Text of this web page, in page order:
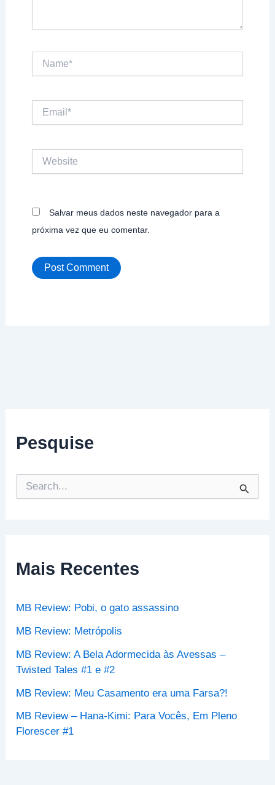
Pesquise
e
s
a
o
:
Mais Recentes
MB Review: Pobi, o gato assassino
MB Review: Metrópolis
MB Review: A Bela Adormecida às Avessas –
Twisted Tales #1 e #2
MB Review: Meu Casamento era uma Farsa?!
MB Review – Hana-Kimi: Para Vocês, Em Pleno
Florescer #1
Email*
Salvar meus dados neste navegador para a
próxima vez que eu comentar.